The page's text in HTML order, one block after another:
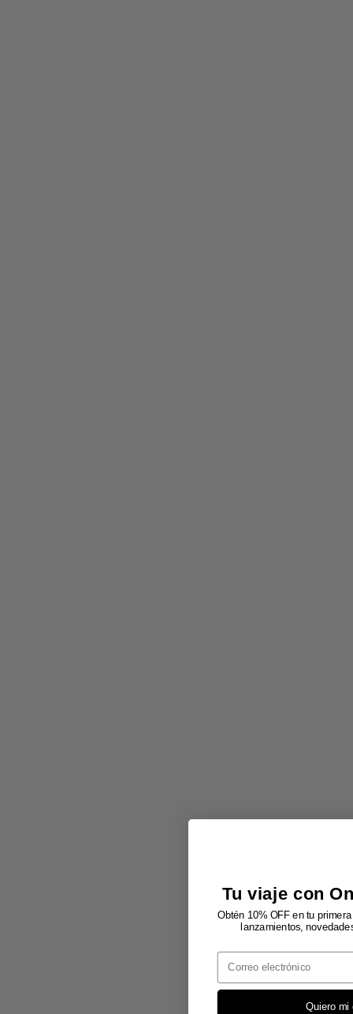
Tu viaje con
Obtén 10% OFF en tu
lanzamientos,
Email
Quiero mi